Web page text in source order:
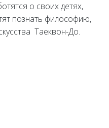
о своих детях,
познать философию,
Таеквон-До.